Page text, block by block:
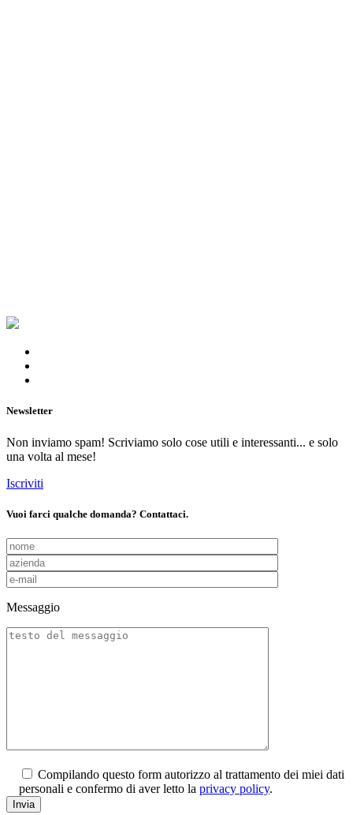
Newsletter
Non inviamo spam! Scriviamo solo cose utili e interessanti... e solo
una volta al mese!
Iscriviti
Vuoi farci qualche domanda? Contattaci.
Messaggio
Compilando questo form autorizzo al trattamento dei miei dati
personali e confermo di aver letto la privacy policy.